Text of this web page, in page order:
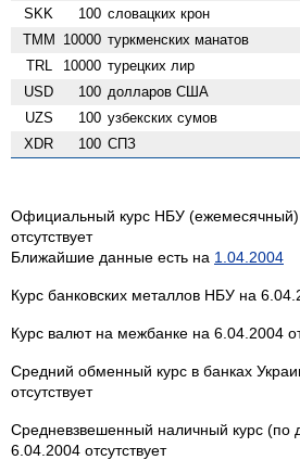
SKK 100 словацких крон
TMM 10000 туркменских манатов
TRL 10000 турецких лир
USD 100 долларов США
UZS 100 узбекских сумов
XDR 100 СПЗ
Официальный курс НБУ
отсутствует
Ближайшие данные есть на 1.04.2004
Курс банковских металлов НБУ на
Курс валют на межбанке на 6.04.2004
Средний обменный курс в банках
отсутствует
Средневзвешенный наличный курс
6.04.2004 отсутствует